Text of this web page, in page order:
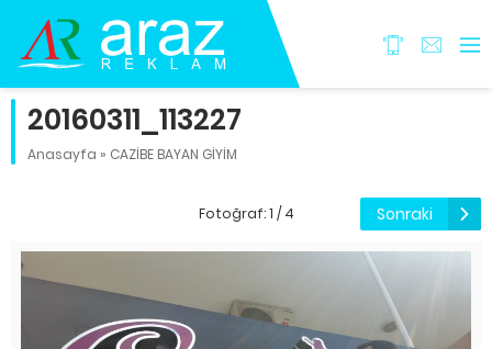
20160311_113227
Anasayfa » CAZİBE BAYAN GİYİM
Fotoğraf: 1 / 4 Sonraki